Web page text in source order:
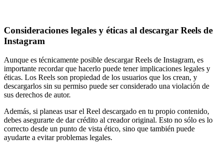
Consideraciones legales y éticas al descargar Reels de
Instagram
Aunque es técnicamente posible descargar Reels de Instagram, es
importante recordar que hacerlo puede tener implicaciones legales y
éticas. Los Reels son propiedad de los usuarios que los crean, y
descargarlos sin su permiso puede ser considerado una violación de
sus derechos de autor.
Además, si planeas usar el Reel descargado en tu propio contenido,
debes asegurarte de dar crédito al creador original. Esto no sólo es lo
correcto desde un punto de vista ético, sino que también puede
ayudarte a evitar problemas legales.